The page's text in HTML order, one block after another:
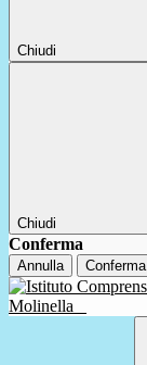
Chiudi
Chiudi
Conferma
Annulla Conferma
Molinella